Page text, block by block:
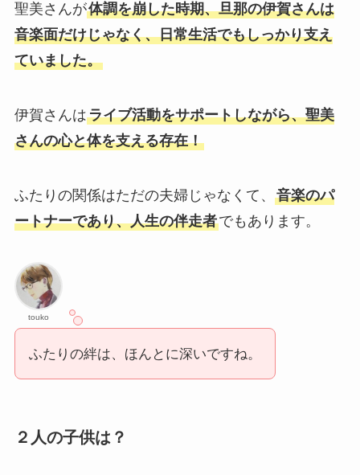
聖美さんが体調を崩した時期、旦那の伊賀さんは
音楽面だけじゃなく、日常生活でもしっかり支え
ていました。
伊賀さんはライブ活動をサポートしながら、聖美
さんの心と体を支える存在！
ふたりの関係はただの夫婦じゃなくて、 音楽のパ
ートナーであり、人生の伴走者でもあります。
touko
ふたりの絆は、ほんとに深いですね。
２人の子供は？